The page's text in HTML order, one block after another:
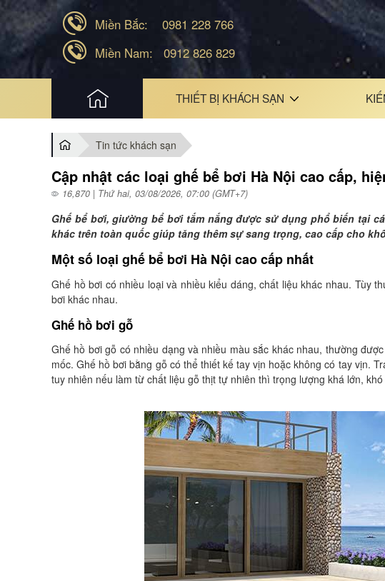
Miền Bắc:
0981 228 766
Miền Nam:
0912 826 829
THIẾT BỊ KHÁCH SẠN
Tin tức khách sạn
Cập nhật các loại ghế bể bơi Hà Nội cao cấp,
16,870 | Thứ hai, 03/08/2026, 07:00 (GMT+7)
Ghế bể bơi, giường bể bơi tắm nắng được sử dụng phổ biến tại
khác trên toàn quốc giúp tăng thêm sự sang trọng, cao cấp cho
Một số loại ghế bể bơi Hà Nội cao cấp nhất
Ghế hồ bơi có nhiều loại và nhiều kiểu dáng, chất liệu khác nhau. Tùy
bơi khác nhau.
Ghế hồ bơi gỗ
Ghế hồ bơi gỗ có nhiều dạng và nhiều màu sắc khác nhau, thường
mốc. Ghế hồ bơi bằng gỗ có thể thiết kế tay vịn hoặc không có tay vịn.
tuy nhiên nếu làm từ chất liệu gỗ thịt tự nhiên thì trọng lượng khá lớn,